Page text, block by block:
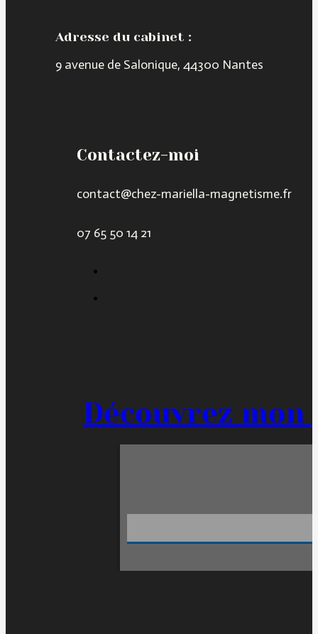
Adresse du cabinet :
9 avenue de Salonique, 44300 Nantes
Contactez-moi
contact@chez-mariella-magnetisme.fr
07 65 50 14 21
Découvrez